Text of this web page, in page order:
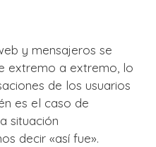
y mensajeros se
extremo a extremo, lo
de los usuarios
es el caso de
situación
decir «así fue».